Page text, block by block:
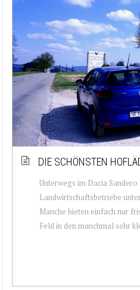
DIE SCHÖNSTEN
Unterwegs im Dacia
Landwirtschaftsbetriebe
Manche bieten einfach nur
Feld in den manchmal sehr